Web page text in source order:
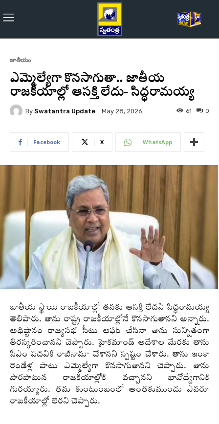
జాతీయం
ఎమ్మెల్యేగా కొనసాగుతా.. జాతీయ
రాజకీయాల్లో ఆసక్తి లేదు- సిద్ధరామయ్య
By Swatantra Update May 28, 2026 0
61
Facebook X WhatsApp
జాతీయ స్థాయి రాజకీయాల్లో తనకు ఆసక్తి లేదని సిద్ధరామయ్య
తెలిపారు. తాను రాష్ట్ర రాజకీయాల్లోనే కొనసాగుతానని అన్నారు.
అధిష్టానం రాజ్యసభ సీటు ఆఫర్ చేసినా తాను సున్నితంగా
తిరస్కరించానని చెప్పారు. హైకమాండ్‌ ఆదేశాల మేరకు తాను
సీఎం పదవికి రాజీనామా చేశానని స్పష్టం చేశారు. తాను ఇంకా
రెండేళ్ల పాటు ఎమ్మెల్యేగా కొనసాగుతానని చెప్పారు. తాను
పొరపాటున రాజకీయాల్లోకి వచ్చానని భావోద్వేగానికి
గురయ్యారు. తమ కుంటుంబంలో అంతకుముందు ఎవరూ
రాజకీయాల్లో లేరని చెప్పారు.